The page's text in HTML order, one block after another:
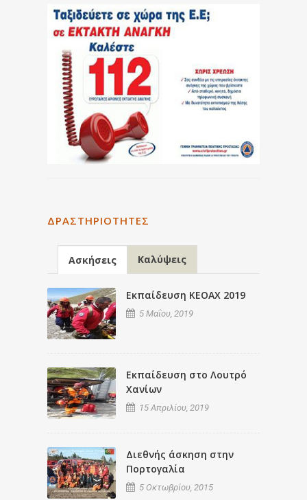
ΔΡΑΣΤΗΡΙΌΤΗΤΕΣ
Ασκήσεις Καλύψεις
Εκπαίδευση ΚΕΟΑΧ 2019
5 Μαΐου, 2019
Εκπαίδευση στο Λουτρό
Χανίων
15 Απριλίου, 2019
Διεθνής άσκηση στην
Πορτογαλία
5 Οκτωβρίου, 2015